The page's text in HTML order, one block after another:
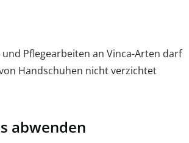
und Pflegearbeiten an Vinca-Arten darf
Handschuhen nicht verzichtet
abwenden